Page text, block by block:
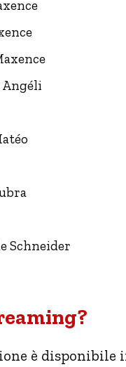
Angéli
Schneider
è disponibile